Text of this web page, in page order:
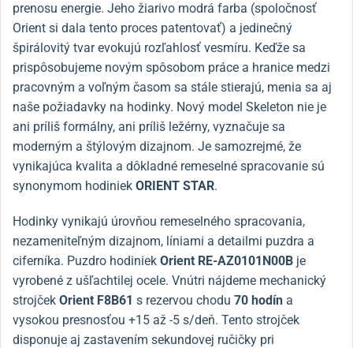
prenosu energie. Jeho žiarivo modrá farba (spoločnosť
Orient si dala tento proces patentovať) a jedinečný
špirálovitý tvar evokujú rozľahlosť vesmíru. Keďže sa
prispôsobujeme novým spôsobom práce a hranice medzi
pracovným a voľným časom sa stále stierajú, menia sa aj
naše požiadavky na hodinky. Nový model Skeleton nie je
ani príliš formálny, ani príliš ležérny, vyznačuje sa
moderným a štýlovým dizajnom. Je samozrejmé, že
vynikajúca kvalita a dôkladné remeselné spracovanie sú
synonymom hodiniek ORIENT STAR.
Hodinky vynikajú úrovňou remeselného spracovania,
nezameniteľným dizajnom, líniami a detailmi puzdra a
ciferníka. Puzdro hodiniek Orient RE-AZ0101N00B je
vyrobené z ušľachtilej ocele. Vnútri nájdeme mechanický
strojček Orient F8B61 s rezervou chodu 70 hodín a
vysokou presnosťou +15 až -5 s/deň. Tento strojček
disponuje aj zastavením sekundovej ručičky pri